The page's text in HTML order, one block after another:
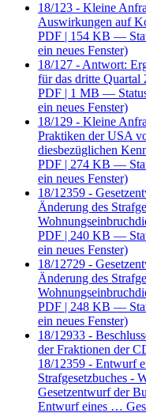
18/123 - Kleine
Auswirkungen auf
PDF | 154 KB —
ein neues Fenster)
18/127 - Antwort:
für das dritte Quartal
PDF | 1 MB —
ein neues Fenster)
18/129 - Kleine
Praktiken der USA
diesbezüglichen
PDF | 274 KB —
ein neues Fenster)
18/12359 -
Änderung des
PDF | 240 KB —
ein neues Fenster)
18/12729 -
Änderung des
PDF | 248 KB —
ein neues Fenster)
18/12933 -
der Fraktionen der
18/12359 - Entwurf
Strafgesetzbuches -
Gesetzentwurf der
Entwurf eines …